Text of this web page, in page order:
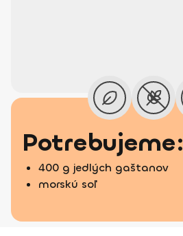
Potrebujeme:
400 g jedlých gaštanov
morskú soľ